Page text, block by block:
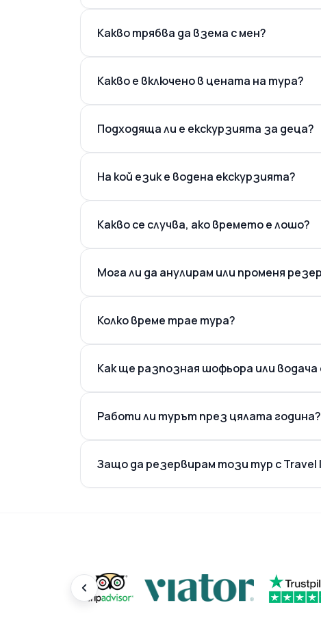
Какво трябва да взема с мен?
Какво е включено в цената на тура?
Подходяща ли е екскурзията за деца?
На кой език е водена екскурзията?
Какво се случва, ако времето е лошо?
Мога ли да анулирам или променя
Колко време трае тура?
Как ще разпозная шофьора или водача
Работи ли турът през цялата година?
Защо да резервирам този тур с Travel